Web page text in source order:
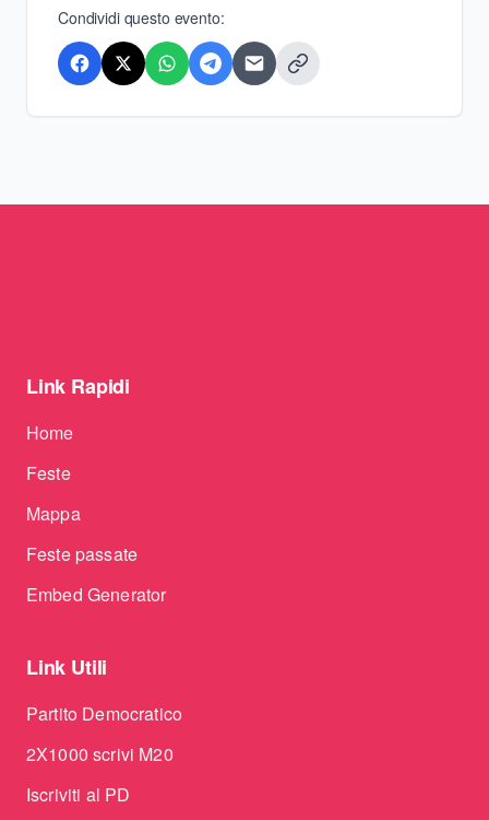
Condividi questo evento:
Link Rapidi
Home
Feste
Mappa
Feste passate
Embed Generator
Link Utili
Partito Democratico
2X1000 scrivi M20
Iscriviti al PD